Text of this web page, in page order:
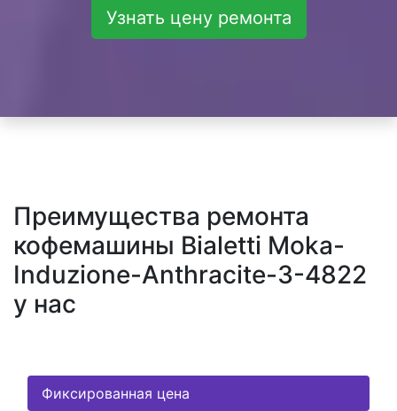
Узнать цену ремонта
Преимущества ремонта
кофемашины Bialetti Moka-
Induzione-Anthracite-3-4822
у нас
Фиксированная цена